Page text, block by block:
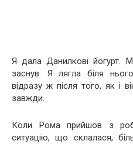
Я дала Данилкові йогурт.
заснув. Я лягла біля
відразу ж після того, як і
завжди.
Коли Рома прийшов з
ситуацію, що склалася,